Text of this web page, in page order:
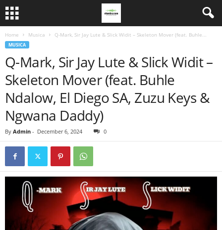
Home Musica Q-Mark, Sir Jay Lute & Slick Widit – Skeleton Mover (feat. Buhle...
MUSICA
Q-Mark, Sir Jay Lute & Slick Widit –
Skeleton Mover (feat. Buhle
Ndalow, El Diego SA, Zuzu Keys &
Ngwana Daddy)
By Admin - December 6, 2024 0